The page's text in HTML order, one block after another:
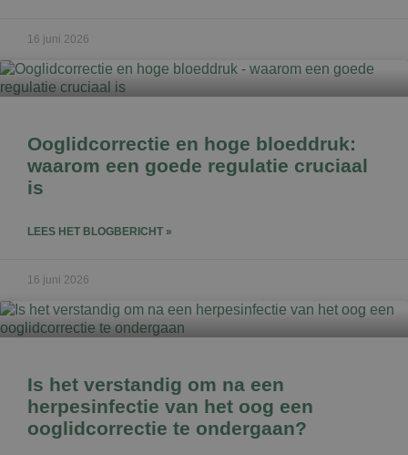
16 juni 2026
Ooglidcorrectie en hoge bloeddruk:
waarom een goede regulatie cruciaal
is
LEES HET BLOGBERICHT »
16 juni 2026
Is het verstandig om na een
herpesinfectie van het oog een
ooglidcorrectie te ondergaan?